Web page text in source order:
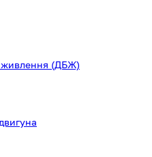
живлення (ДБЖ)